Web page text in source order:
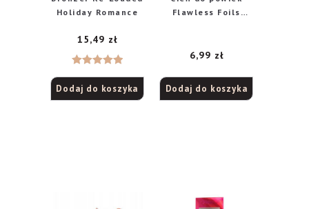
Holiday Romance
5.00na 5
15,49 zł
Dodaj do koszyka
Flawless Foils
6,99 zł
Dodaj do koszyka